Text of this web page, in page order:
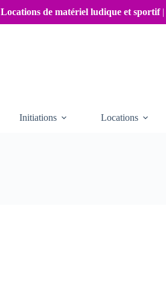
Locations de matériel ludique et sportif|
Initiations Locations